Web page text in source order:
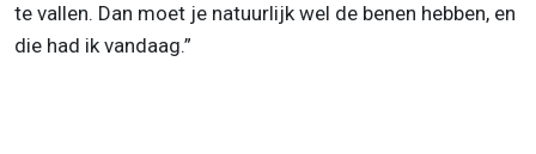
te vallen. Dan moet je natuurlijk wel de benen hebben, en
die had ik vandaag.”